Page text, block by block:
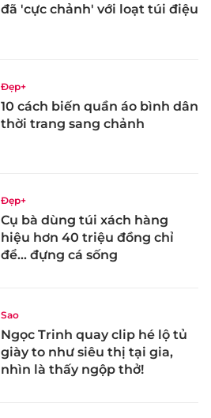
đã 'cực chảnh' với loạt túi điệu
Đẹp+
10 cách biến quần áo bình dân
thời trang sang chảnh
Đẹp+
Cụ bà dùng túi xách hàng
hiệu hơn 40 triệu đồng chỉ
để... đựng cá sống
Sao
Ngọc Trinh quay clip hé lộ tủ
giày to như siêu thị tại gia,
nhìn là thấy ngộp thở!